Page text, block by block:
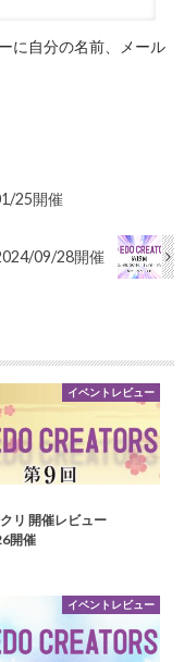
に自分の名前、メール
25開催
09/28開催
イベントレビュー
リ 開催レビュー
開催
イベントレビュー